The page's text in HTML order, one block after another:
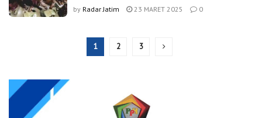
by Radar Jatim 23 MARET 2025 0
1 2 3